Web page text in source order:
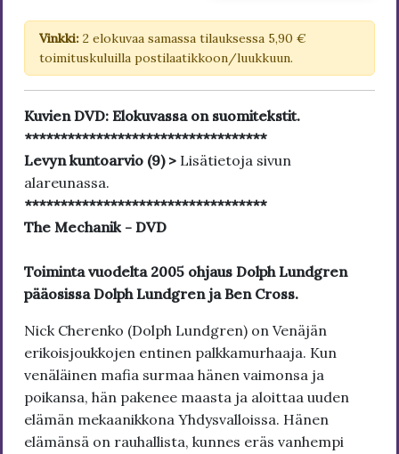
Vinkki: 2 elokuvaa samassa tilauksessa 5,90 €
toimituskuluilla postilaatikkoon/luukkuun.
Kuvien DVD: Elokuvassa on suomitekstit.
**********************************
Levyn kuntoarvio (9) > Lisätietoja sivun
alareunassa.
**********************************
The Mechanik - DVD
Toiminta vuodelta 2005 ohjaus Dolph Lundgren
pääosissa Dolph Lundgren ja Ben Cross.
Nick Cherenko (Dolph Lundgren) on Venäjän
erikoisjoukkojen entinen palkkamurhaaja. Kun
venäläinen mafia surmaa hänen vaimonsa ja
poikansa, hän pakenee maasta ja aloittaa uuden
elämän mekaanikkona Yhdysvalloissa. Hänen
elämänsä on rauhallista, kunnes eräs vanhempi